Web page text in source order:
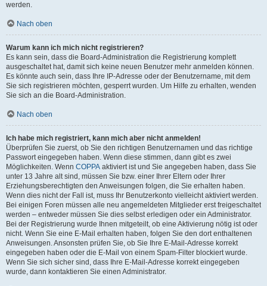
werden.
Nach oben
Warum kann ich mich nicht registrieren?
Es kann sein, dass die Board-Administration die Registrierung komplett
ausgeschaltet hat, damit sich keine neuen Benutzer mehr anmelden können.
Es könnte auch sein, dass Ihre IP-Adresse oder der Benutzername, mit dem
Sie sich registrieren möchten, gesperrt wurden. Um Hilfe zu erhalten, wenden
Sie sich an die Board-Administration.
Nach oben
Ich habe mich registriert, kann mich aber nicht anmelden!
Überprüfen Sie zuerst, ob Sie den richtigen Benutzernamen und das richtige
Passwort eingegeben haben. Wenn diese stimmen, dann gibt es zwei
Möglichkeiten. Wenn COPPA aktiviert ist und Sie angegeben haben, dass Sie
unter 13 Jahre alt sind, müssen Sie bzw. einer Ihrer Eltern oder Ihrer
Erziehungsberechtigten den Anweisungen folgen, die Sie erhalten haben.
Wenn dies nicht der Fall ist, muss Ihr Benutzerkonto vielleicht aktiviert werden.
Bei einigen Foren müssen alle neu angemeldeten Mitglieder erst freigeschaltet
werden – entweder müssen Sie dies selbst erledigen oder ein Administrator.
Bei der Registrierung wurde Ihnen mitgeteilt, ob eine Aktivierung nötig ist oder
nicht. Wenn Sie eine E-Mail erhalten haben, folgen Sie den dort enthaltenen
Anweisungen. Ansonsten prüfen Sie, ob Sie Ihre E-Mail-Adresse korrekt
eingegeben haben oder die E-Mail von einem Spam-Filter blockiert wurde.
Wenn Sie sich sicher sind, dass Ihre E-Mail-Adresse korrekt eingegeben
wurde, dann kontaktieren Sie einen Administrator.